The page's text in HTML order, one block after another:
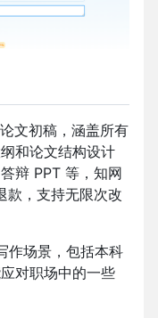
文初稿，涵盖所有
和论文结构设计
辩 PPT 等，知网
款，支持无限次改
作场景，包括本科
对职场中的一些